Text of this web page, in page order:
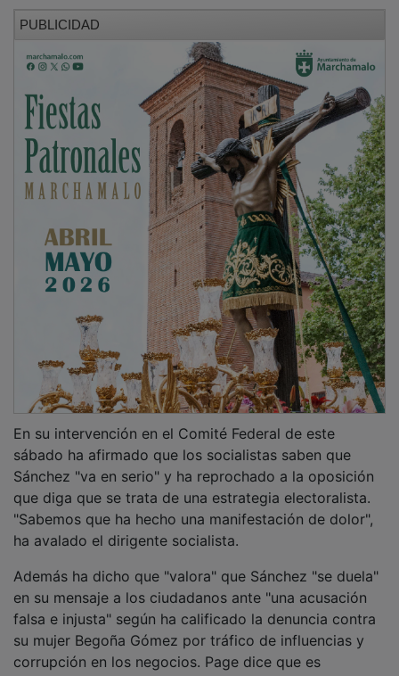
PUBLICIDAD
En su intervención en el Comité Federal de este
sábado ha afirmado que los socialistas saben que
Sánchez "va en serio" y ha reprochado a la oposición
que diga que se trata de una estrategia electoralista.
"Sabemos que ha hecho una manifestación de dolor",
ha avalado el dirigente socialista.
Además ha dicho que "valora" que Sánchez "se duela"
en su mensaje a los ciudadanos ante "una acusación
falsa e injusta" según ha calificado la denuncia contra
su mujer Begoña Gómez por tráfico de influencias y
corrupción en los negocios. Page dice que es